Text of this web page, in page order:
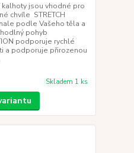
jsou vhodné pro
chvíle STRETCH
podle Vašeho těla a
pohyb
podporuje rychlé
a podporuje přirozenou
Skladem 1 ks